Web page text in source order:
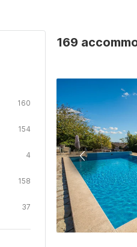
160
154
4
158
37
169